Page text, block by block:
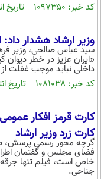
کد خبر: ۱۰۹۷۳۵۰ تاریخ انتشار : ۱۴۰۴/۰۷/۰۳
وزیر ارشاد هشدار
سید عباس صالحی، وزیر
«ایران عزیز در خطر
داخلی نباید موجب غفلت
کد خبر: ۱۰۸۱۰۳۸ تاریخ انتشار : ۱۴۰۴/۰۵/۰۷
کارت قرمز افکار
کارت زرد وزیر ارشاد
گرچه محور رسمی پرسش،
فضای مجلس و گفتمان
خاص است، فیلم تنها
جناحی.